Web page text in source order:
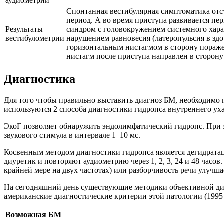
Результаты
вестибулометрии
Спонтанная вестибулярная симптоматика
период. А во время приступа развивается
синдром с головокружением системного
нарушением равновесия (латеропульсия в
горизонтальным нистагмом в сторону
нистагм после приступа направлен в
Диагностика
Для того чтобы правильно выставить диагноз БМ,
используются 2 способа диагностики гидропса внутреннего
ЭкоГ позволяет обнаружить эндолимфатический гидропс. При
звукового стимула в интервале 1–10 мс.
Косвенным методом диагностики гидропса является
диуретик и повторяют аудиометрию через 1, 2, 3, 24 и 48
крайней мере на двух частотах) или разборчивость речи
На сегодняшний день существующие методики объективной
американские диагностические критерии этой патологии
Возможная БМ